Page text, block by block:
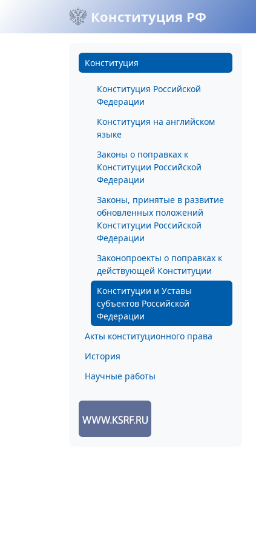
Конституция РФ
Конституция
Конституция Российской
Федерации
Конституция на английском
языке
Законы о поправках к
Конституции Российской
Федерации
Законы, принятые в развитие
обновленных положений
Конституции Российской
Федерации
Законопроекты о поправках к
действующей Конституции
Конституции и Уставы
субъектов Российской
Федерации
Акты конституционного права
История
Научные работы